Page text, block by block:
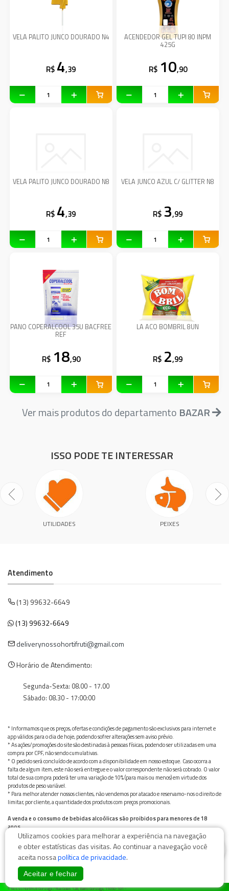
VELA PALITO JUNCO DOURADO N4
R$ 4,39
ACENDEDOR GEL TUPI 80 INPM
425G
R$ 10,90
VELA PALITO JUNCO DOURADO N8
R$ 4,39
VELA JUNCO AZUL C/ GLITTER N8
R$ 3,99
PANO COPERALCOOL 35U BACFREE
REF
R$ 18,90
LA ACO BOMBRIL 8UN
R$ 2,99
Ver mais produtos do departamento BAZAR
ISSO PODE TE INTERESSAR
UTILIDADES PEIXES
Atendimento
(13) 99632-6649
(13) 99632-6649
deliverynossohortifruti@gmail.com
Horário de Atendimento:
Segunda-Sexta: 08.00 - 17.00
Sábado: 08.30 - 17:00:00
* Informamos que os preços, ofertas e condições de pagamento são exclusivos para internet e
app válidos para o dia de hoje, podendo sofrer alterações sem aviso prévio.
* As ações/promoções do site são destinadas à pessoas físicas, podendo ser utilizadas em uma
compra por CPF, não sendo cumulativas.
* O pedido será concluído de acordo com a disponibilidade em nosso estoque. Caso ocorra a
falta de algum item, este não será entregue e o valor correspondente não será cobrado. O valor
total de sua compra poderá ter uma variação de 10% (para mais ou menos) em virtude dos
produtos de peso variável.
* Para melhor atender nossos clientes, não vendemos por atacado e reservamo-nos o direito de
limitar, por cliente, a quantidade dos produtos com preços promocionais.
A venda e o consumo de bebidas alcoólicas são proibidos para menores de 18
anos.
Bebida alcoólica pode causar dependência química e, em excesso, provoca graves males à saúde.
Beba com moderação
© Nosso Hortifruti Gonzaga / Rua Goiás 128, Bairro Gonzaga, 11050-101 -
Utilizamos cookies para melhorar a experiência na navegação
e obter estatísticas das visitas. Ao continuar a navegação você
aceita nossapolítica de privacidade.
Aceitar e fechar